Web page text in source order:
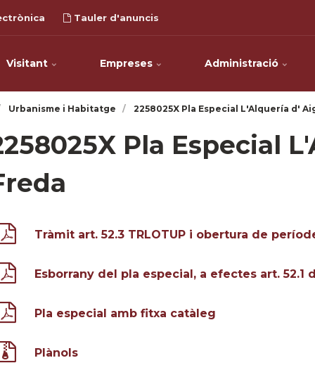
Tauler d'anuncis
Visitant Empreses Administració
Urbanisme i Habitatge 2258025X Pla Especial L'Alquería d'
Pla Especial
Tràmit art. 52.3 TRLOTUP i obertura de
Esborrany del pla especial, a efectes art. 52.1
Pla especial amb fitxa catàleg
Plànols